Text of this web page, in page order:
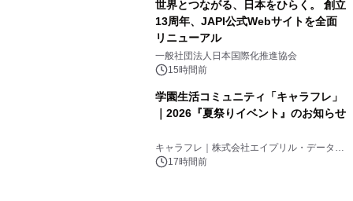
世界とつながる、日本をひらく。 創立
13周年、JAPI公式Webサイトを全面
リニューアル
一般社団法人日本国際化推進協会
15時間前
学園生活コミュニティ「キャラフレ」
｜2026『夏祭りイベント』のお知らせ
キャラフレ｜株式会社エイプリル・データ・
デザインズ
17時間前